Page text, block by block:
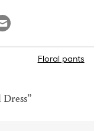
Floral pants
”